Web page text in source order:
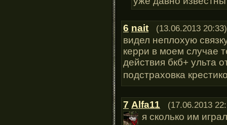
6 nait (13.06.2013 20:33)
видел неплохую
керри в моем случае
действия бкб+ ульта
подстраховка
7 Alfa11 (17.06.2013
я сколько им